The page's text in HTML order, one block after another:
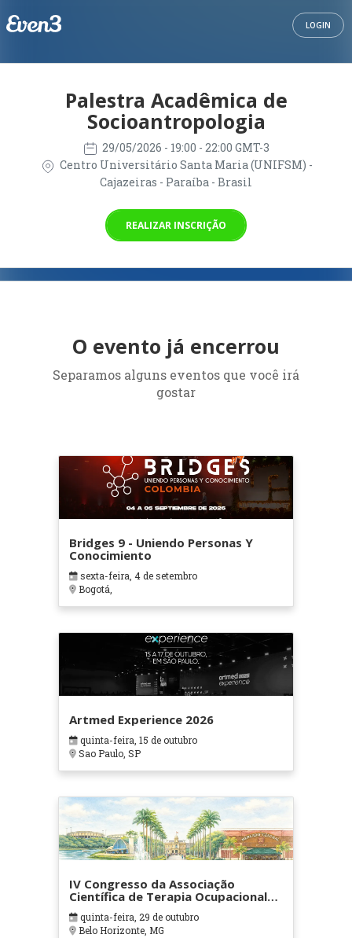
LOGIN
Palestra Acadêmica de
Socioantropologia
29/05/2026 - 19:00 - 22:00 GMT-3
Centro Universitário Santa Maria (UNIFSM) -
Cajazeiras - Paraíba - Brasil
REALIZAR INSCRIÇÃO
O evento já encerrou
Separamos alguns eventos que você irá
gostar
Bridges 9 - Uniendo Personas Y
Conocimiento
sexta-feira, 4 de setembro
Bogotá,
Artmed Experience 2026
quinta-feira, 15 de outubro
Sao Paulo, SP
IV Congresso da Associação
Científica de Terapia Ocupacional
em Contextos Hospitalares e
Cuidados Paliativos - ATOHOSP
quinta-feira, 29 de outubro
Belo Horizonte, MG